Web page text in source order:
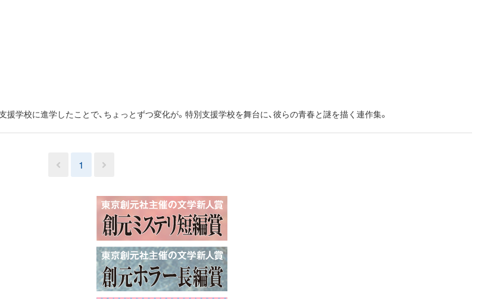
学校に進学したことで、ちょっとずつ変化が。特別支援学校を舞台に、彼らの青春と謎を描く連作集。
1